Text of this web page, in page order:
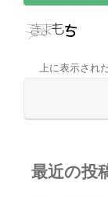
上に表示され
最近の投